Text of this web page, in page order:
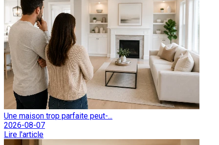
Une maison trop parfaite peut-...
2026-08-07
Lire l'article